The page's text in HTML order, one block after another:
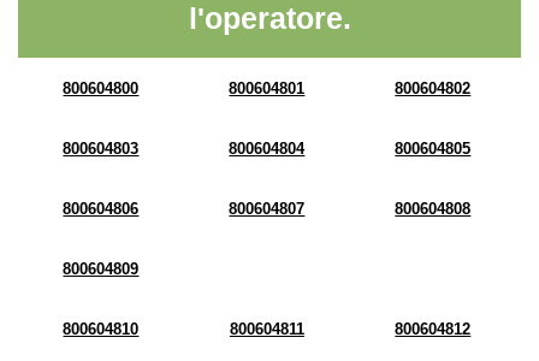
l'operatore.
800604800 800604801 800604802
800604803 800604804 800604805
800604806 800604807 800604808
800604809
800604810 800604811 800604812